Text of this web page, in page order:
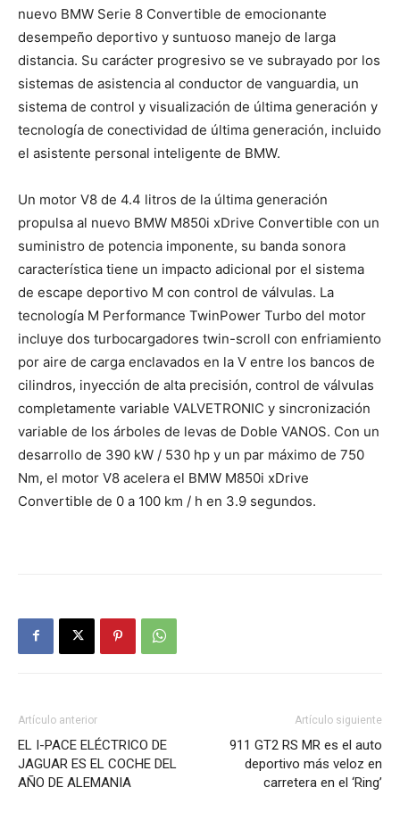
nuevo BMW Serie 8 Convertible de emocionante
desempeño deportivo y suntuoso manejo de larga
distancia. Su carácter progresivo se ve subrayado por los
sistemas de asistencia al conductor de vanguardia, un
sistema de control y visualización de última generación y
tecnología de conectividad de última generación, incluido
el asistente personal inteligente de BMW.
Un motor V8 de 4.4 litros de la última generación
propulsa al nuevo BMW M850i ​​xDrive Convertible con un
suministro de potencia imponente, su banda sonora
característica tiene un impacto adicional por el sistema
de escape deportivo M con control de válvulas. La
tecnología M Performance TwinPower Turbo del motor
incluye dos turbocargadores twin-scroll con enfriamiento
por aire de carga enclavados en la V entre los bancos de
cilindros, inyección de alta precisión, control de válvulas
completamente variable VALVETRONIC y sincronización
variable de los árboles de levas de Doble VANOS. Con un
desarrollo de 390 kW / 530 hp y un par máximo de 750
Nm, el motor V8 acelera el BMW M850i ​​xDrive
Convertible de 0 a 100 km / h en 3.9 segundos.
Artículo anterior
EL I-PACE ELÉCTRICO DE
JAGUAR ES EL COCHE DEL
AÑO DE ALEMANIA
Artículo siguiente
911 GT2 RS MR es el auto
deportivo más veloz en
carretera en el ‘Ring’